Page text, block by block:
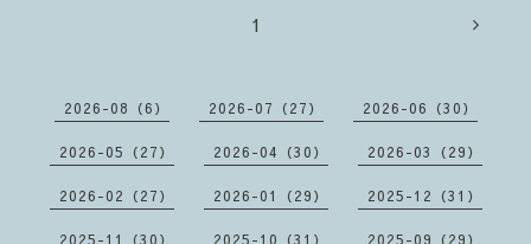
1
2026-08（6） 2026-07（27） 2026-06（30）
2026-05（27） 2026-04（30） 2026-03（29）
2026-02（27） 2026-01（29） 2025-12（31）
2025-11（30） 2025-10（31） 2025-09（29）